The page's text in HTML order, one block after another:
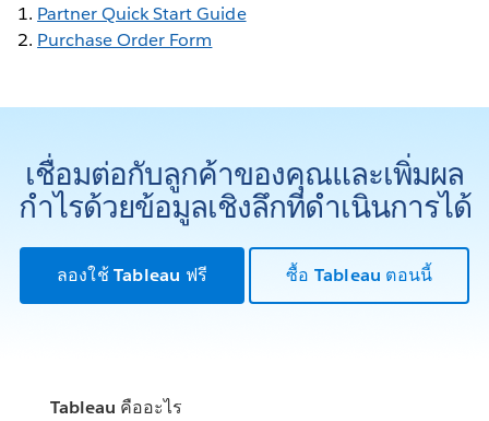
1. Partner Quick Start Guide
2. Purchase Order Form
เชื่อมต่อกับลูกค้าของคุณและเพิ่มผล
กำไรด้วยข้อมูลเชิงลึกที่ดำเนินการได้
ลองใช้ Tableau ฟรี ซื้อ Tableau ตอนนี้
Tableau คืออะไร